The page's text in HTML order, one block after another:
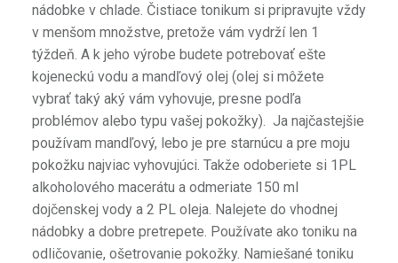
nádobke v chlade. Čistiace tonikum si pripravujte vždy
v menšom množstve, pretože vám vydrží len 1
týždeň. A k jeho výrobe budete potrebovať ešte
kojeneckú vodu a mandľový olej (olej si môžete
vybrať taký aký vám vyhovuje, presne podľa
problémov alebo typu vašej pokožky). Ja najčastejšie
používam mandľový, lebo je pre starnúcu a pre moju
pokožku najviac vyhovujúci. Takže odoberiete si 1PL
alkoholového macerátu a odmeriate 150 ml
dojčenskej vody a 2 PL oleja. Nalejete do vhodnej
nádobky a dobre pretrepete. Používate ako toniku na
odličovanie, ošetrovanie pokožky. Namiešané toniku